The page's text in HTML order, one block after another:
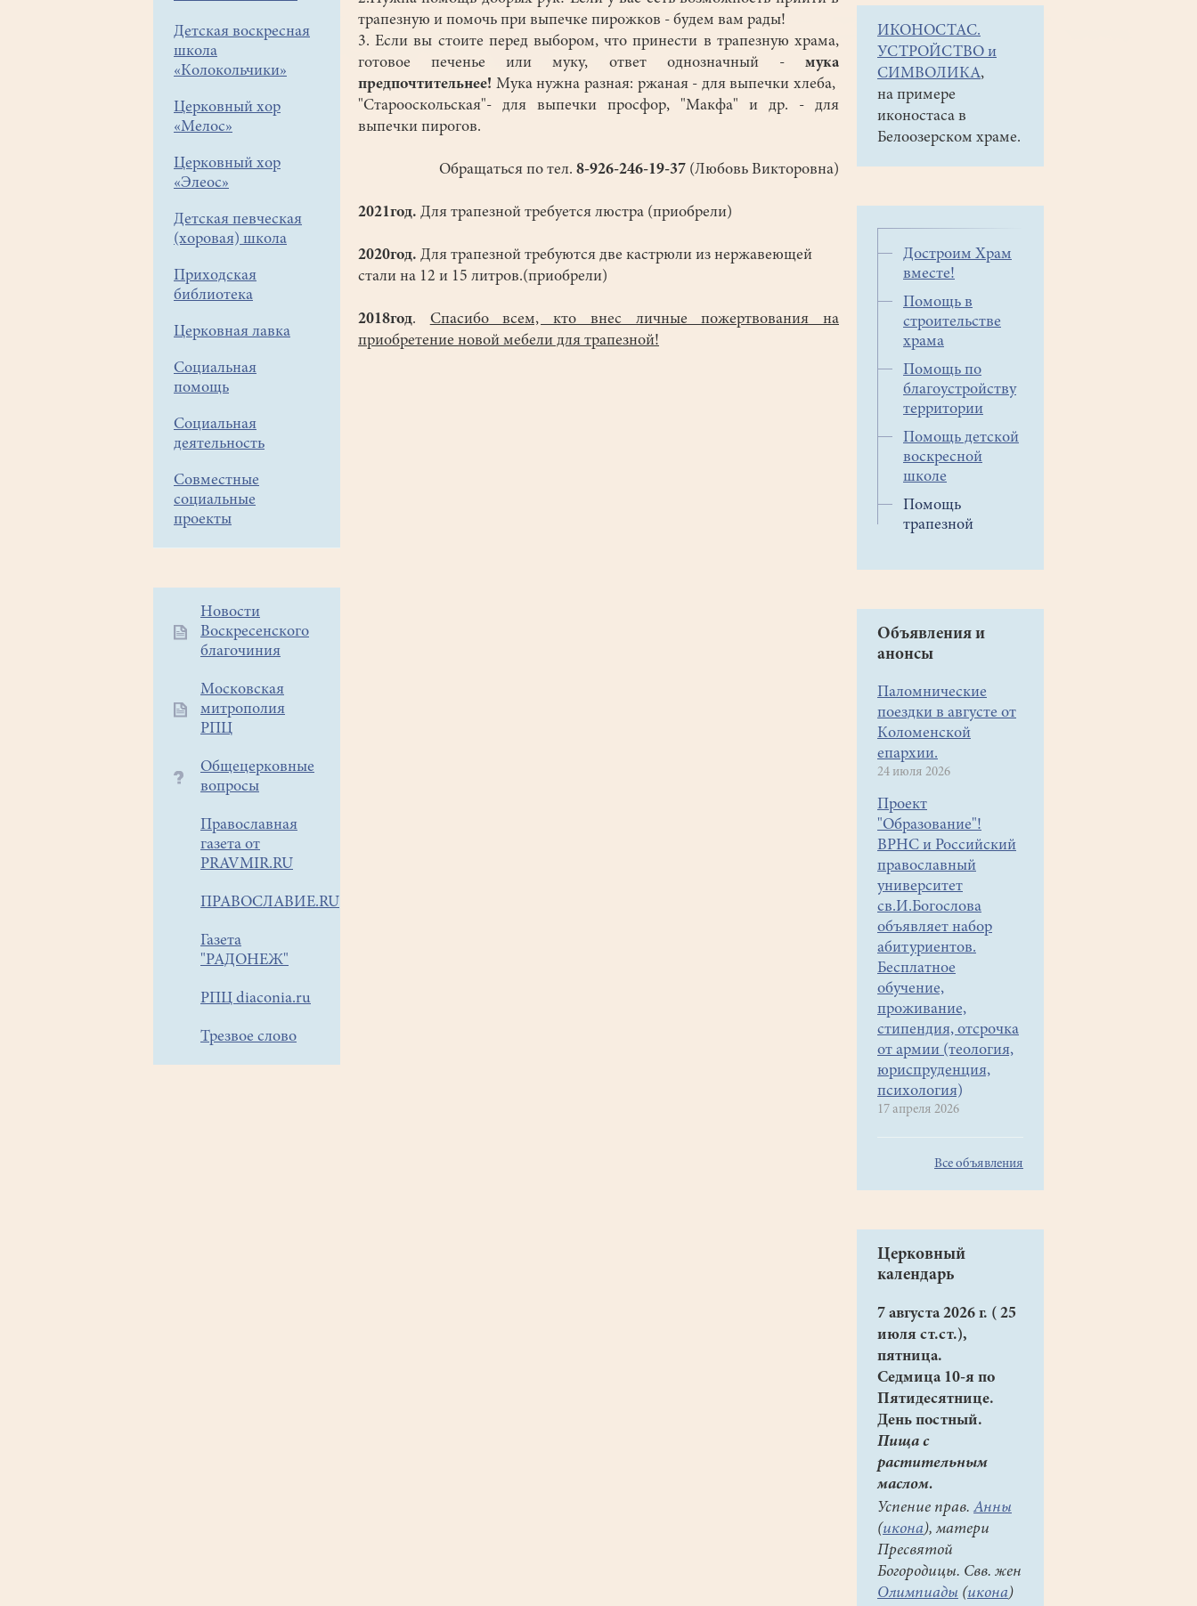
Детская воскресная
школа
«Колокольчики»
Церковный хор
«Мелос»
Церковный хор
«Элеос»
Детская певческая
(хоровая) школа
Приходская
библиотека
Церковная лавка
Социальная
помощь
Социальная
деятельность
Совместные
социальные
проекты
Дополнительное
меню
Новости
Воскресенского
благочиния
Московская
митрополия
РПЦ
Общецерковные
вопросы
Православная
газета от
PRAVMIR.RU
ПРАВОСЛАВИЕ.RU
Газета
"РАДОНЕЖ"
РПЦ diaconia.ru
Трезвое слово
трапезную и помочь при выпечке пирожков - будем вам рады!
3. Если вы стоите перед выбором, что принести в трапезную храма,
готовое печенье или муку, ответ однозначный - мука
предпочтительнее! Мука нужна разная: ржаная - для выпечки хлеба,
"Старооскольская"- для выпечки просфор, "Макфа" и др. - для
выпечки пирогов.
Обращаться по тел. 8-926-246-19-37 (Любовь Викторовна)
2021год. Для трапезной требуется люстра (приобрели)
2020год. Для трапезной требуются две кастрюли из нержавеющей
стали на 12 и 15 литров.(приобрели)
2018год. Спасибо всем, кто внес личные пожертвования на
приобретение новой мебели для трапезной!
ИКОНОСТАС.
УСТРОЙСТВО и
СИМВОЛИКА,
на примере
иконостаса в
Белоозерском храме.
Достроим Храм
вместе!
Помощь в
строительстве
храма
Помощь по
благоустройству
территории
Помощь детской
воскресной
школе
Помощь
трапезной
Объявления и
анонсы
Паломнические
поездки в августе от
Коломенской
епархии.
24 июля 2026
Проект
"Образование"!
ВРНС и Российский
православный
университет
св.И.Богослова
объявляет набор
абитуриентов.
Бесплатное
обучение,
проживание,
стипендия, отсрочка
от армии (теология,
юриспруденция,
психология)
17 апреля 2026
Все объявления
Церковный
календарь
7 августа 2026 г. ( 25
июля ст.ст.),
пятница.
Седмица 10-я по
Пятидесятнице.
День постный.
Пища с
растительным
маслом.
Успение прав. Анны
(икона), матери
Пресвятой
Богородицы. Свв. жен
Олимпиады (икона)